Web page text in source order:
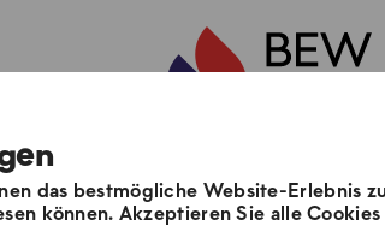
Unsere Lösungen
das bestmögliche Website-Erlebnis
können. Akzeptieren Sie alle